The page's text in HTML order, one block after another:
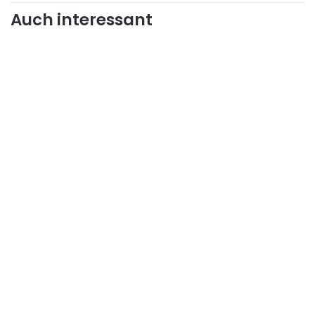
Auch interessant